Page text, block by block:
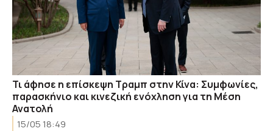
Τι άφησε η επίσκεψη Τραμπ στην Κίνα: Συμφωνίες,
παρασκήνιο και κινεζική ενόχληση για τη Μέση
Ανατολή
15/05 18:49